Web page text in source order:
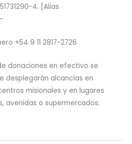
4. [Alias
+54 9 11 2817-2726
donaciones en efectivo se
desplegarán alcancías en
misionales y en lugares
avenidas o supermercados.